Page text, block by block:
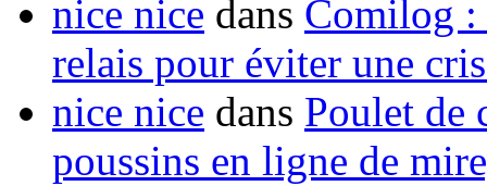
nice nice dans Comilog :
relais pour éviter une
nice nice dans Poulet de
poussins en ligne de